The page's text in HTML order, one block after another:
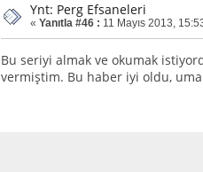
Ynt: Perg Efsaneleri
« Yanıtla #46 : 11 Mayıs 2013,
Bu seriyi almak ve okumak
vermiştim. Bu haber iyi oldu,